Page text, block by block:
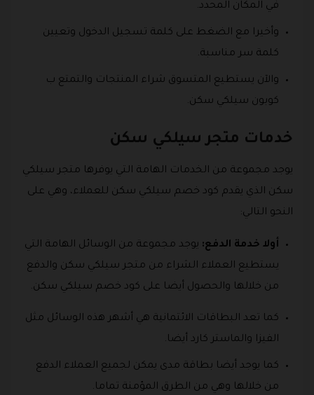
في المكان المحدد.
وأخيرا مع الضغط على كلمة تسجيل الدخول وتعيين
كلمة سر مناسبة.
والآن يستطيع المتسوق شراء المنتجات والتمتع ب
كوبون سيلكي سكن.
خدمات متجر سيلكي سكن
يوجد مجموعة من الخدمات الهامة التي يوفرها متجر سيلكي
سكن الذي يقدم كود خصم سيلكي سكن للعملاء، وهي على
النحو التالي:
أولا خدمة الدفع: يوجد مجموعة من الوسائل الهامة التي
يستطيع العملاء الشراء من متجر سيلكي سكن والدفع
من خلالها والحصول أيضا على كود خصم سيلكي سكن.
كما تعد البطاقات الائتمانية هي أشهر هذه الوسائل مثل
الفيزا والماستر كارد أيضا.
كما يوجد أيضا بطاقة مدى يمكن لجميع العملاء الدفع
من خلالها وهي من الطرق المؤمنة تماما.